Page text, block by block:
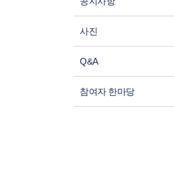
사진
Q&A
참여자 한마당